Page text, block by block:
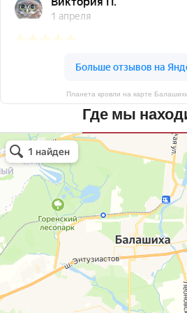
Планета кровли на карте
Где мы
Планета кровли
Кровля и кровельные материалы в Балашихе
Окна в Балашихе